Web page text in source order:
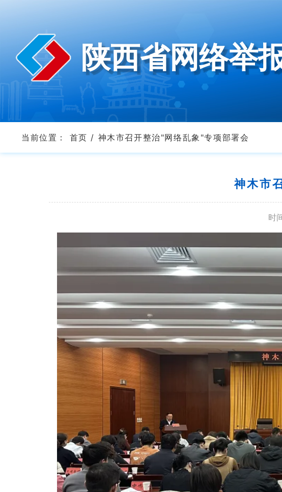
陕西省网络举
当前位置： 首页 / 神木市召开整治"网络乱象"专项部署会
神木市
时